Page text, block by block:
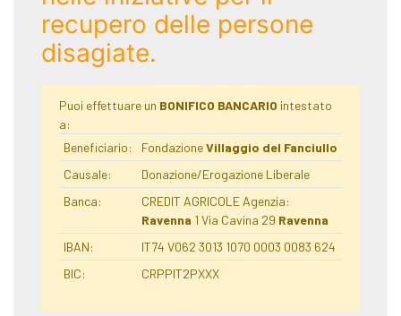
recupero delle persone
disagiate.
Puoi effettuare un BONIFICO BANCARIO intestato
a:
Beneficiario:
FondazioneVillaggio del Fanciullo
Causale:
Donazione/Erogazione Liberale
Banca:
CREDIT AGRICOLE Agenzia:
Ravenna 1 Via Cavina 29 Ravenna
IBAN:
IT74 V062 3013 1070 0003 0083 624
BIC:
CRPPIT2PXXX